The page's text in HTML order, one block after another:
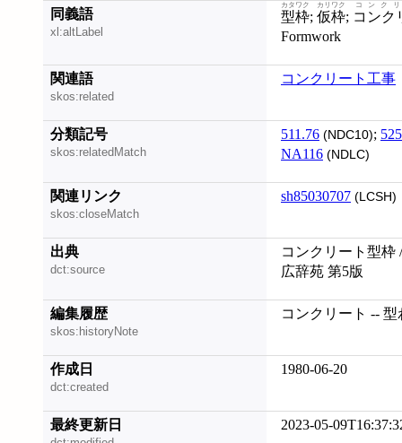
同義語
xl:altLabel
型枠
カタワク
; 仮枠
カリワク
; コンク
コンク
Formwork
関連語
skos:related
コンクリート工事
分類記号
skos:relatedMatch
511.76 (NDC10);
NA116 (NDLC)
関連リンク
skos:closeMatch
sh85030707 (LCSH)
出典
dct:source
コンクリート型枠
広辞苑 第5版
編集履歴
skos:historyNote
コンクリート --
作成日
dct:created
1980-06-20
最終更新日 2023-05-